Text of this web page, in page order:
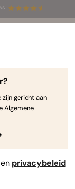
voor de
gericht aan
Algemene
en privacybeleid